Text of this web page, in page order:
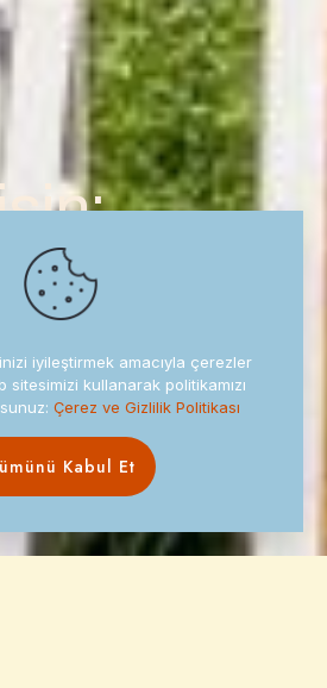
yalnızca bir konaklama değil;
bir tatil deneyimi sunmak için
iyileştirmek amacıyla çerezler
sitesimizi kullanarak politikamızı
Çerez ve Gizlilik Politikası
Kabul Et